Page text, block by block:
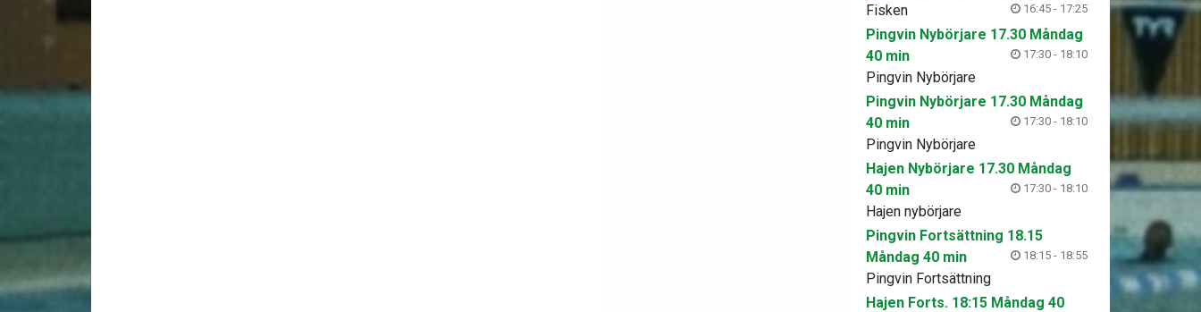
16:45 - 17:25
Fisken
Pingvin Nybörjare 17.30 Måndag
40 min
17:30 - 18:10
Pingvin Nybörjare
Pingvin Nybörjare 17.30 Måndag
40 min
17:30 - 18:10
Pingvin Nybörjare
Hajen Nybörjare 17.30 Måndag
40 min
17:30 - 18:10
Hajen nybörjare
Pingvin Fortsättning 18.15
Måndag 40 min
18:15 - 18:55
Pingvin Fortsättning
Hajen Forts. 18:15 Måndag 40